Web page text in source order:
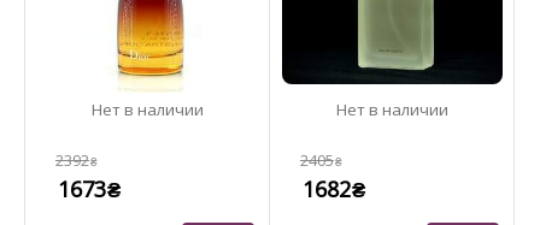
2392₴
1673₴
2405₴
1682₴